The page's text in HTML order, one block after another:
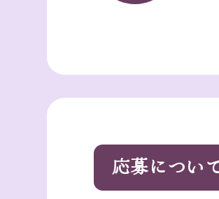
応募につい